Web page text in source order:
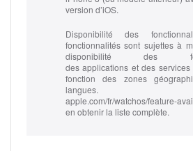
version d’iOS.
Disponibilité des
fonctionnalités sont sujettes à
disponibilité des
des applications et des
fonction des zones
langues.
apple.com/fr/watchos/feature-
en obtenir la liste complète.